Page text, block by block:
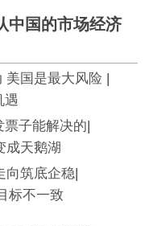
中国的市场经济
美国是最大风险 |
遇
票子能解决的|
成天鹅湖
向筑底企稳|
标不一致